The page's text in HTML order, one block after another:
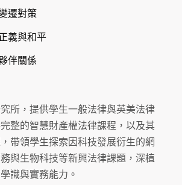
遷對策
義與和平
伴關係
所，提供學生一般法律與英美法律
整的智慧財產權法律課程，以及其
帶領學生探索因科技發展衍生的網
與生物科技等新興法律課題，深植
識與實務能力。